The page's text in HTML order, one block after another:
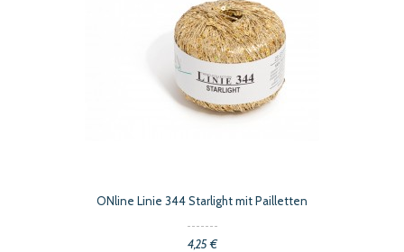
ONline Linie 344 Starlight mit Pailletten
4,25 €